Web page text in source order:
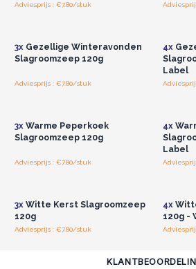
Adviesprijs : €7.80/stuk
3xGezellige Winteravonden
Slagroomzeep 120g
Adviesprijs : €7.80/stuk
4x
Label
3xWarme Peperkoek
Slagroomzeep 120g
Adviesprijs : €7.80/stuk
4x
Label
3xWitte Kerst Slagroomzeep
120g
Adviesprijs : €7.80/stuk
4x
120g -